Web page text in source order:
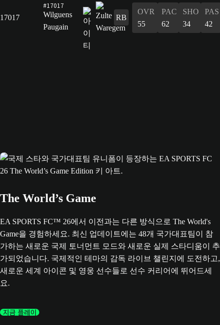
17017
#17017
Wilguens
Paugain
RB
OVR
55
PAC
62
SHO
34
PAS
42
The World’s Game
EA SPORTS FC™ 26에서 이전과는 다른 방식으로 The World's
Game을 경험하세요. 최신 업데이트에는 48개 국가대표팀이 참
가하는 새로운 국제 토너먼트 모드와 새로운 실제 스타디움이 추
가되었습니다. 국제적인 테마의 감독 라이브 챌린지에 도전하고,
새로운 세계 아이콘 및 영웅 선수들로 선수 커리어에 뛰어드세
요.
지금 플레이